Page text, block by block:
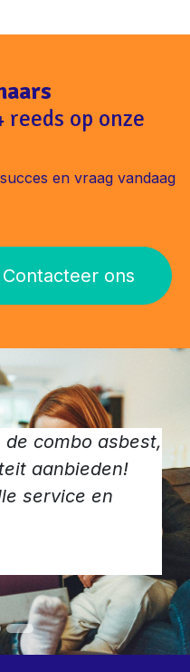
op onze
en vraag vandaag
Contacteer ons
combo asbest,
aanbieden!
service en